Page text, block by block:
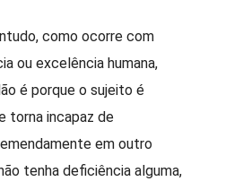
como ocorre com
ou excelência humana,
é porque o sujeito é
torna incapaz de
em outro
tenha deficiência alguma,